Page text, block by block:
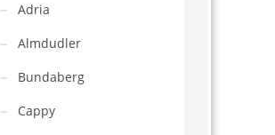
Adria
Almdudler
Bundaberg
Cappy